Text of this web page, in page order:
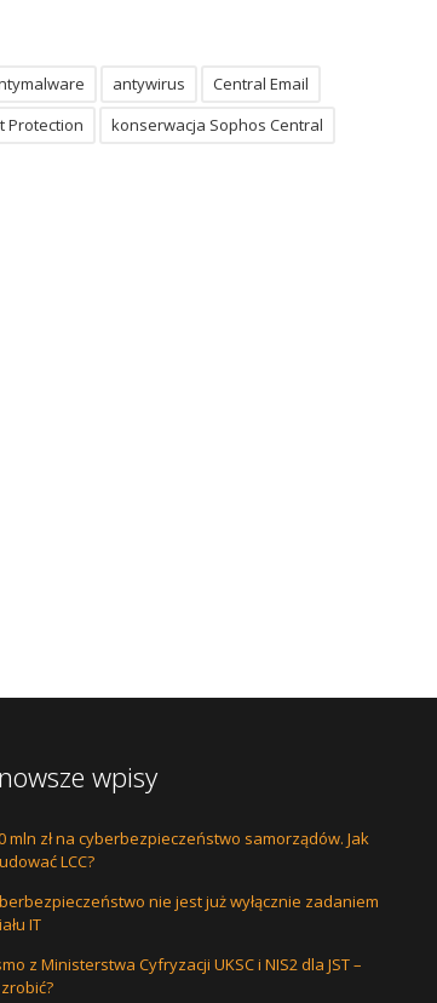
antywirus
Central Email
Protection
konserwacja Sophos Central
wpisy
mln zł na cyberbezpieczeństwo samorządów. Jak
LCC?
nie jest już wyłącznie zadaniem
IT
z Ministerstwa Cyfryzacji UKSC i NIS2 dla JST –